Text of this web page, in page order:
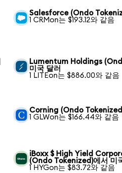
Salesforce (Ondo
1 CRMon는 $193.12와 같음
Lumentum Holdings
미국 달러
1 LITEon는 $886.00와 같음
Corning (Ondo
1 GLWon는 $166.44와 같음
iBoxx $ High Yield
(Ondo Tokenized)에서 미
1 HYGon는 $83.72와 같음